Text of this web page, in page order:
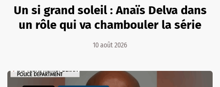
Un si grand soleil : Anaïs Delva dans
un rôle qui va chambouler la série
10 août 2026